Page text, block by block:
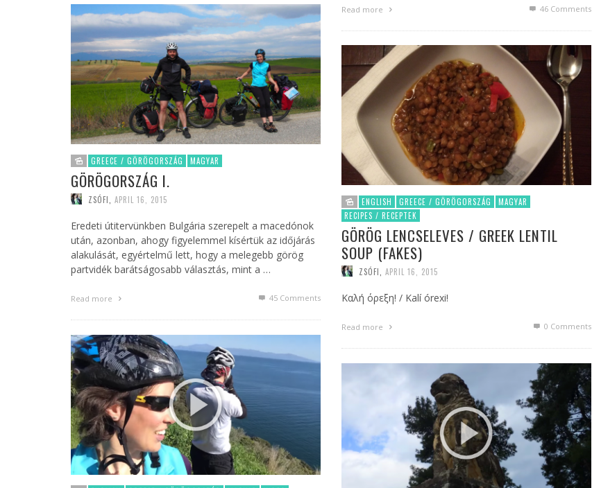
Read more 46 Comments
GREECE / GÖRÖGORSZÁG MAGYAR
GÖRÖGORSZÁG I.
ZSÓFI APRIL 16, 2015
Eredeti útitervünkben Bulgária szerepelt a macedónok
után, azonban, ahogy figyelemmel kísértük az időjárás
alakulását, egyértelmű lett, hogy a melegebb görög
partvidék barátságosabb választás, mint a …
Read more 45 Comments
ENGLISH GREECE / GÖRÖGORSZÁG
MAGYAR
RECIPES / RECEPTEK
GÖRÖG LENCSELEVES / GREEK LENTIL
SOUP (FAKES)
ZSÓFI APRIL 16, 2015
Καλή όρεξη! / Kalí órexi!
Read more 0 Comments